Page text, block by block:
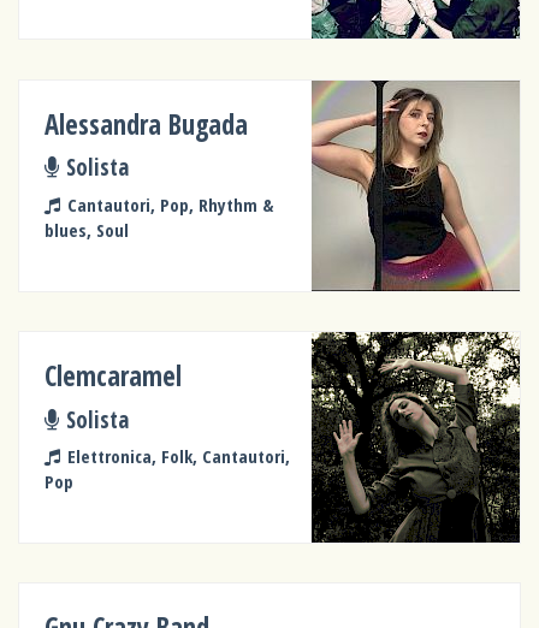
Alessandra Bugada
Solista
Cantautori, Pop, Rhythm &
blues, Soul
Clemcaramel
Solista
Elettronica, Folk, Cantautori,
Pop